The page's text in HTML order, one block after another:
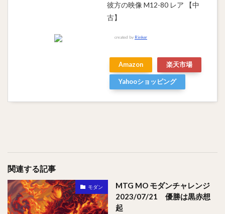
彼方の映像 M12-80 レア 【中
古】
created by Rinker
Amazon 楽天市場
Yahooショッピング
関連する記事
モダン
MTG MO モダンチャレンジ
2023/07/21 優勝は黒赤想
起